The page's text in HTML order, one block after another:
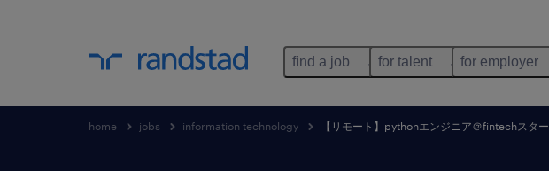
find a job for talent for employer
home jobs information technology 【リモート】pythonエンジニア＠fintechスタ